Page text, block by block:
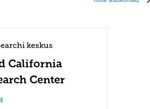
keskus
California
Center